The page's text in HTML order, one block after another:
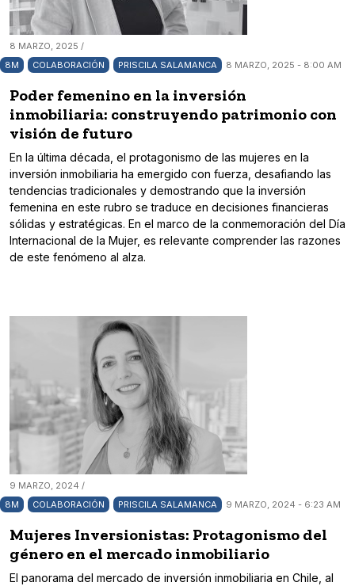
8 MARZO, 2025 /
8M
COLABORACIÓN PRISCILA SALAMANCA 8 MARZO, 2025 - 8:00 AM
Poder femenino en la inversión
inmobiliaria: construyendo patrimonio con
visión de futuro
En la última década, el protagonismo de las mujeres en la
inversión inmobiliaria ha emergido con fuerza, desafiando las
tendencias tradicionales y demostrando que la inversión
femenina en este rubro se traduce en decisiones financieras
sólidas y estratégicas. En el marco de la conmemoración del Día
Internacional de la Mujer, es relevante comprender las razones
de este fenómeno al alza.
9 MARZO, 2024 /
8M
COLABORACIÓN PRISCILA SALAMANCA 9 MARZO, 2024 - 6:23 AM
Mujeres Inversionistas: Protagonismo del
género en el mercado inmobiliario
El panorama del mercado de inversión inmobiliaria en Chile, al